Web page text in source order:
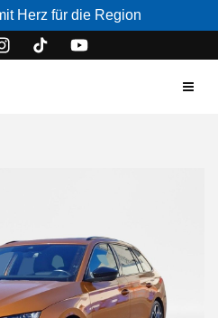
Herz für die Region